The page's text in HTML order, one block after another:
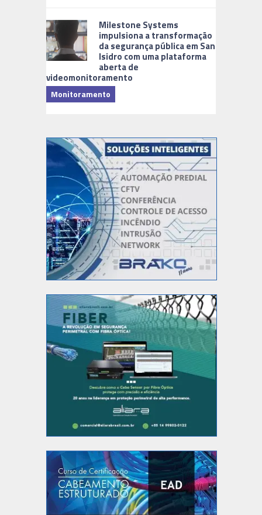
Milestone Systems
impulsiona a transformação
da segurança pública em San
Isidro com uma plataforma
aberta de
videomonitoramento
Monitoramento